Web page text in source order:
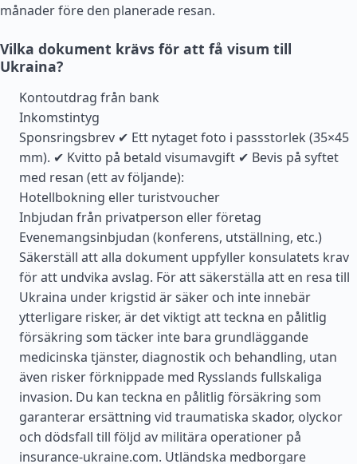
månader före den planerade resan.
Vilka dokument krävs för att få visum till
Ukraina?
Kontoutdrag från bank
Inkomstintyg
Sponsringsbrev ✔ Ett nytaget foto i passstorlek (35×45
mm). ✔ Kvitto på betald visumavgift ✔ Bevis på syftet
med resan (ett av följande):
Hotellbokning eller turistvoucher
Inbjudan från privatperson eller företag
Evenemangsinbjudan (konferens, utställning, etc.)
Säkerställ att alla dokument uppfyller konsulatets krav
för att undvika avslag. För att säkerställa att en resa till
Ukraina under krigstid är säker och inte innebär
ytterligare risker, är det viktigt att teckna en pålitlig
försäkring som täcker inte bara grundläggande
medicinska tjänster, diagnostik och behandling, utan
även risker förknippade med Rysslands fullskaliga
invasion. Du kan teckna en pålitlig försäkring som
garanterar ersättning vid traumatiska skador, olyckor
och dödsfall till följd av militära operationer på
insurance-ukraine.com. Utländska medborgare